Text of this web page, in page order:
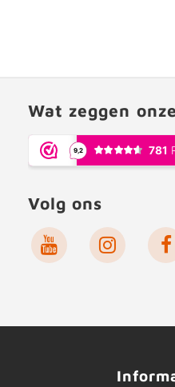
Wat zeggen
Volg ons